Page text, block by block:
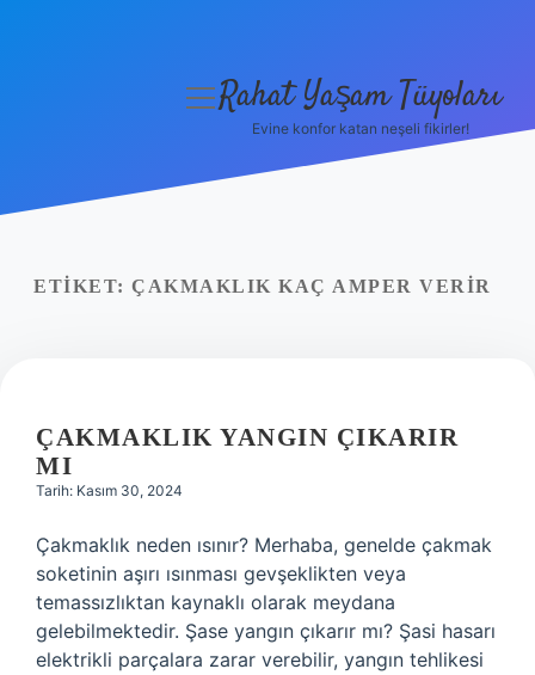
Yasal Uyarı
menüyü
Rahat Yaşam Tüyoları
Evine konfor katan neşeli fikirler!
ETIKET: ÇAKMAKLIK KAÇ AMPER VERIR
ÇAKMAKLIK YANGIN ÇIKARIR
MI
Tarih: Kasım 30, 2024
Çakmaklık neden ısınır? Merhaba, genelde çakmak
soketinin aşırı ısınması gevşeklikten veya
temassızlıktan kaynaklı olarak meydana
gelebilmektedir. Şase yangın çıkarır mı? Şasi hasarı
elektrikli parçalara zarar verebilir, yangın tehlikesi